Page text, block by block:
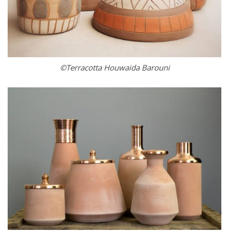
©Terracotta Houwaida Barouni